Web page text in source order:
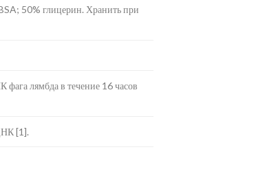
50% глицерин. Хранить при
лямбда в течение 16 часов
[1].